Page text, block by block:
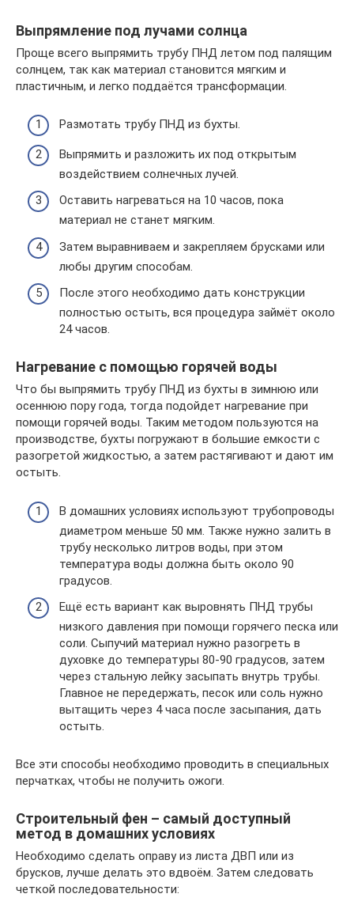
Выпрямление под лучами солнца
Проще всего выпрямить трубу ПНД летом под палящим
солнцем, так как материал становится мягким и
пластичным, и легко поддаётся трансформации.
Размотать трубу ПНД из бухты.
Выпрямить и разложить их под открытым
воздействием солнечных лучей.
Оставить нагреваться на 10 часов, пока
материал не станет мягким.
Затем выравниваем и закрепляем брусками или
любы другим способам.
После этого необходимо дать конструкции
полностью остыть, вся процедура займёт около
24 часов.
Нагревание с помощью горячей воды
Что бы выпрямить трубу ПНД из бухты в зимнюю или
осеннюю пору года, тогда подойдет нагревание при
помощи горячей воды. Таким методом пользуются на
производстве, бухты погружают в большие емкости с
разогретой жидкостью, а затем растягивают и дают им
остыть.
В домашних условиях используют трубопроводы
диаметром меньше 50 мм. Также нужно залить в
трубу несколько литров воды, при этом
температура воды должна быть около 90
градусов.
Ещё есть вариант как выровнять ПНД трубы
низкого давления при помощи горячего песка или
соли. Сыпучий материал нужно разогреть в
духовке до температуры 80-90 градусов, затем
через стальную лейку засыпать внутрь трубы.
Главное не передержать, песок или соль нужно
вытащить через 4 часа после засыпания, дать
остыть.
Все эти способы необходимо проводить в специальных
перчатках, чтобы не получить ожоги.
Строительный фен – самый доступный
метод в домашних условиях
Необходимо сделать оправу из листа ДВП или из
брусков, лучше делать это вдвоём. Затем следовать
четкой последовательности: